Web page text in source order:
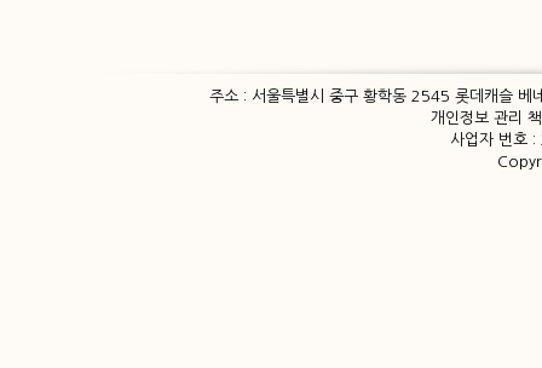
주소 : 서울특별시 중구 황학동 2545 롯데캐슬
개인정보 관리
사업자 번호